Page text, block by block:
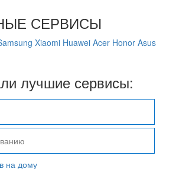
СЕРВИСЫ
Xiaomi Huawei Acer Honor Asus
лучшие сервисы: